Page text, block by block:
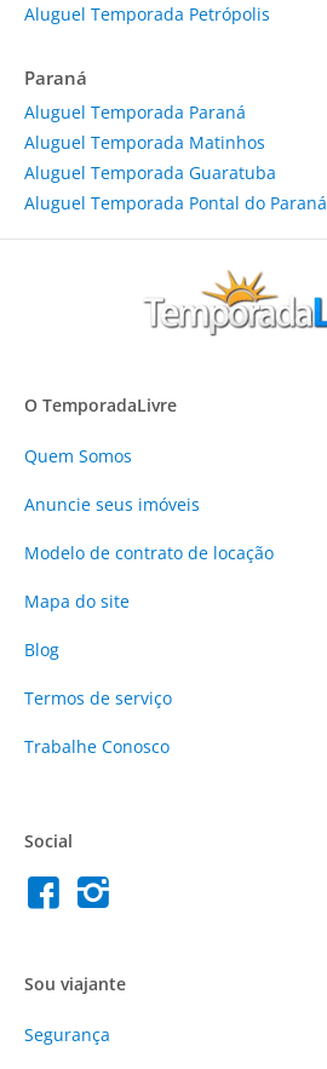
Aluguel Temporada Petrópolis
Paraná
Aluguel Temporada Paraná
Aluguel Temporada Matinhos
Aluguel Temporada Guaratuba
Aluguel Temporada Pontal do Paraná
O TemporadaLivre
Quem Somos
Anuncie seus imóveis
Modelo de contrato de locação
Mapa do site
Blog
Termos de serviço
Trabalhe Conosco
Social
Sou viajante
Segurança